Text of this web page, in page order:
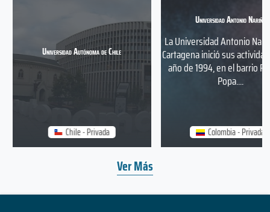
Chile - Privada
Universidad Autónoma de Chile
Colombia - Privada
Universidad Antonio Nariño
La Universidad Antonio
Cartagena inició sus
año de 1994, en el barrio
Popa....
Ver Más